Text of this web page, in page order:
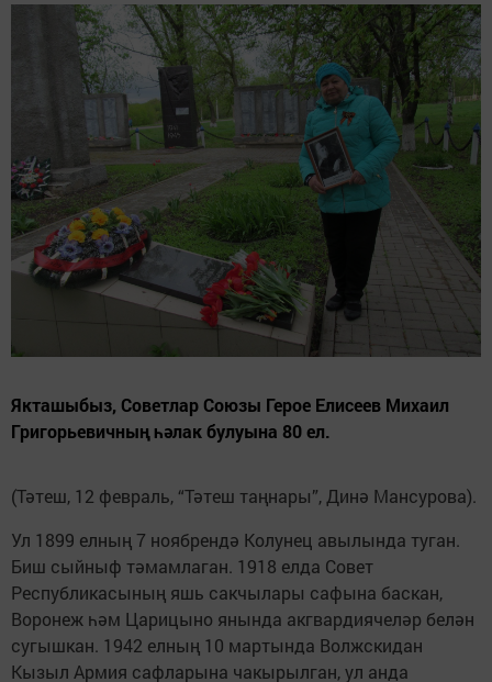
Якташыбыз, Советлар Союзы ­Герое Елисеев Михаил
Григорьевичның һәлак булуына 80 ел.
(Тәтеш, 12 февраль, “Тәтеш таңнары”, Динә Мансурова).
Ул 1899 елның 7 нояб­рендә Колунец авылында туган.
Биш сыйныф тәмамлаган. 1918 елда Совет
Республикасының яшь сакчылары сафына баскан,
Воронеж һәм Царицыно янында акгвардиячеләр белән
сугышкан. 1942 елның 10 мартында Волжскидан
Кызыл Армия сафларына чакырылган, ул анда